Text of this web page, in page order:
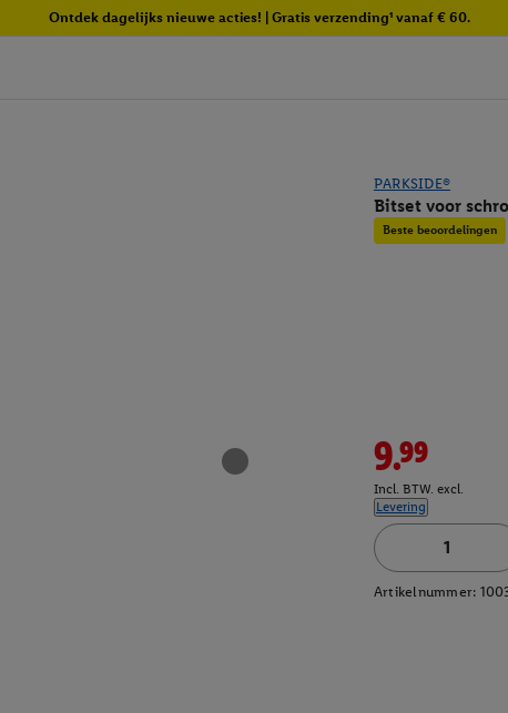
Ontdek dagelijks nieuwe acties! | Gratis verzending¹ vanaf € 60.
PARKSIDE®
Bitset voor
Beste beoordelingen
9.99
Incl. BTW. excl.
Levering
Artikelnummer: